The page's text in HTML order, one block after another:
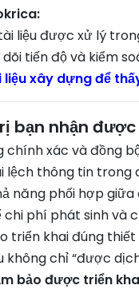
liệu được xử lý
tiến độ và kiểm
liệu xây dựng để
bạn nhận được
chính xác và đồng
lệch thông tin trong
năng phối hợp
chi phí phát sinh và
triển khai đúng thiết
không chỉ “được
bảo được triển